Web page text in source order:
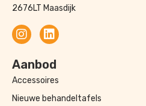
2676LT Maasdijk
Aanbod
Accessoires
Nieuwe behandeltafels